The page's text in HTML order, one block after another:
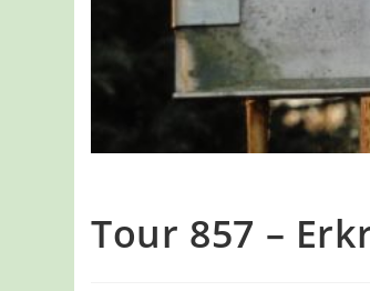
Tour 857 –